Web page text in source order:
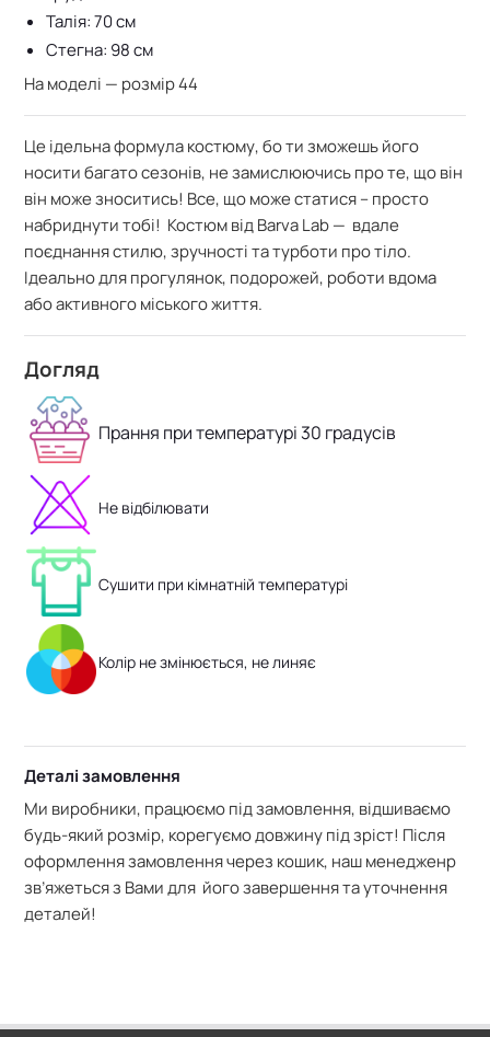
Талія: 70 см
Стегна: 98 см
На моделі — розмір 44
Це ідельна формула костюму, бо ти зможешь його
носити багато сезонів, не замислюючись про те, що він
він може зноситись! Все, що може статися – просто
набриднути тобі! Костюм від Barva Lab — вдале
поєднання стилю, зручності та турботи про тіло.
Ідеально для прогулянок, подорожей, роботи вдома
або активного міського життя.
Догляд
Прання при температурі 30 градусів
Не відбілювати
Сушити при кімнатній температурі
Колір не змінюється, не линяє
Деталі замовлення
Ми виробники, працюємо під замовлення, відшиваємо
будь-який розмір, корегуємо довжину під зріст! Після
оформлення замовлення через кошик, наш менедженр
зв’яжеться з Вами для його завершення та уточнення
деталей!